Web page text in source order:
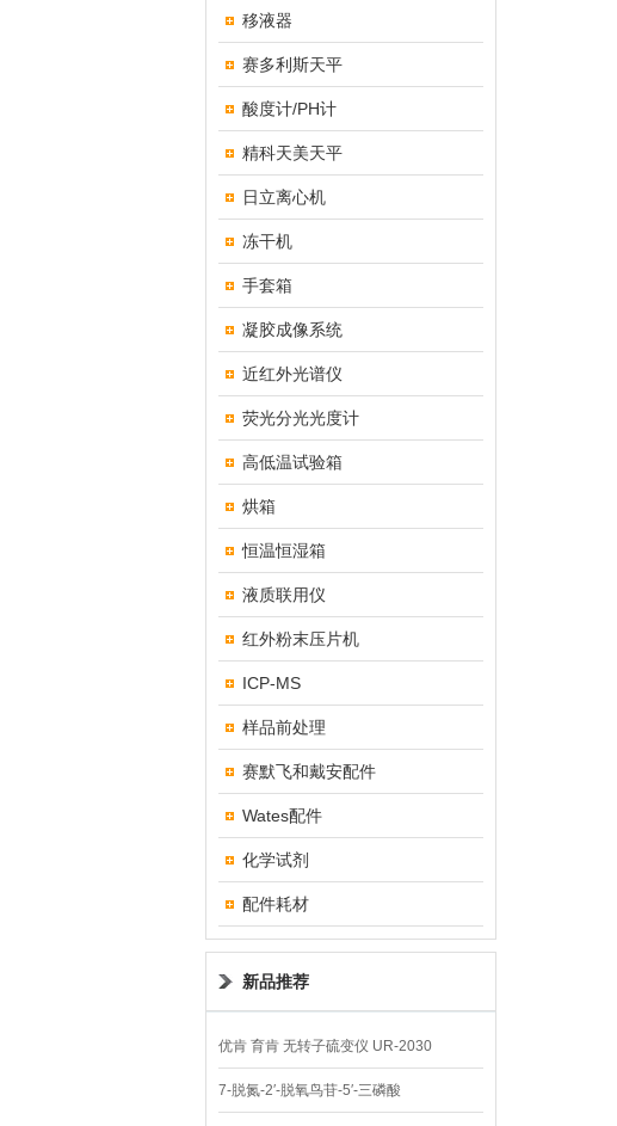
移液器
赛多利斯天平
酸度计/PH计
精科天美天平
日立离心机
冻干机
手套箱
凝胶成像系统
近红外光谱仪
荧光分光光度计
高低温试验箱
烘箱
恒温恒湿箱
液质联用仪
红外粉末压片机
ICP-MS
样品前处理
赛默飞和戴安配件
Wates配件
化学试剂
配件耗材
新品推荐
优肯 育肯 无转子硫变仪 UR-2030
7-脱氮-2′-脱氧鸟苷-5′-三磷酸